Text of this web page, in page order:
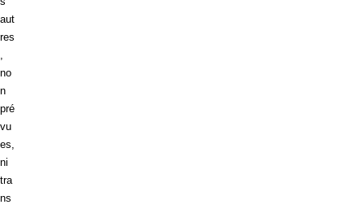
aut
res
,
no
n
pré
vu
es,
ni
tra
ns